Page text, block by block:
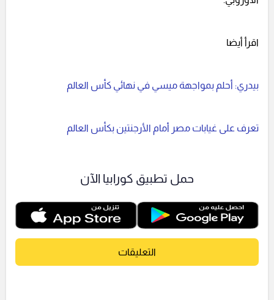
اقرأ أيضا
بيدري: أحلم بمواجهة ميسي في نهائي كأس العالم
تعرف على غيابات مصر أمام الأرجنتين بكأس العالم
حمل تطبيق كورابيا الآن
التعليقات